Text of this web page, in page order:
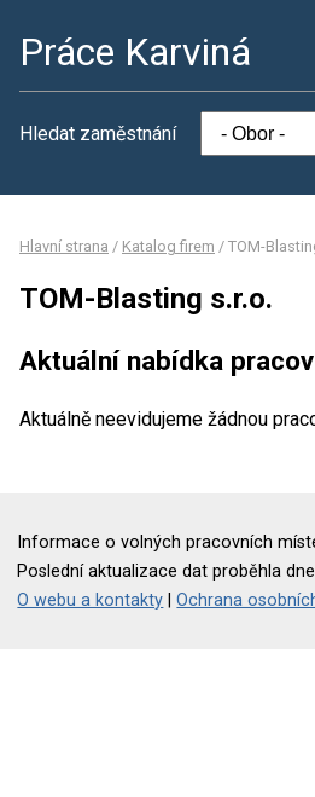
Práce Karviná
Hledat zaměstnání
Hlavní strana / Katalog firem / TOM-
TOM-Blasting s.r.o.
Aktuální nabídka
Aktuálně neevidujeme žádnou
Informace o volných pracovních
Poslední aktualizace dat proběhla
O webu a kontakty |Ochrana